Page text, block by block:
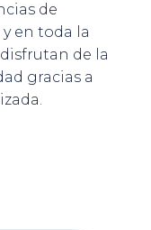
de
en toda la
de la
gracias a